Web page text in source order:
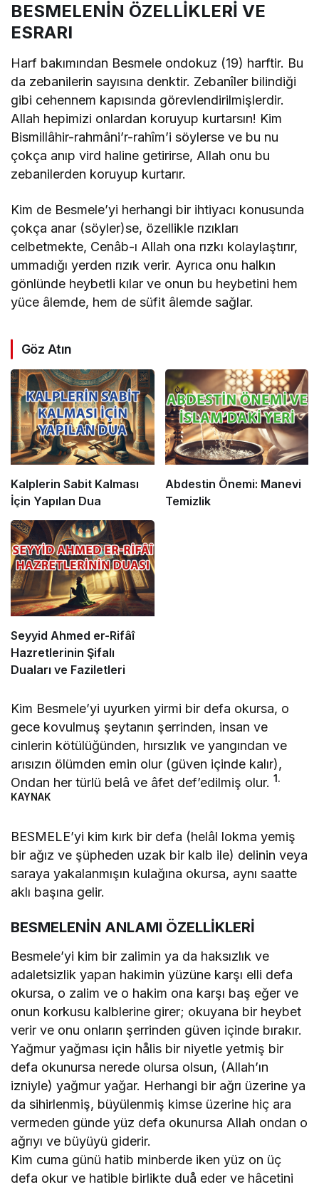
BESMELENİN ÖZELLİKLERİ VE
ESRARI
Harf bakımından Besmele ondokuz (19) harftir. Bu
da zebanilerin sayısına denktir. Zebanîler bilindiği
gibi cehennem kapısında görevlendirilmişlerdir.
Allah hepimizi onlardan koruyup kurtarsın! Kim
Bismillâhir-rahmâni’r-rahîm’i söylerse ve bu nu
çokça anıp vird haline getirirse, Allah onu bu
zebanilerden koruyup kurtarır.
Kim de Besmele’yi herhangi bir ihtiyacı konusunda
çokça anar (söyler)se, özellikle rızıkları
celbetmekte, Cenâb-ı Allah ona rızkı kolaylaştırır,
ummadığı yerden rızık verir. Ayrıca onu halkın
gönlünde heybetli kılar ve onun bu heybetini hem
yüce âlemde, hem de süfit âlemde sağlar.
Göz Atın
Kalplerin Sabit Kalması
İçin Yapılan Dua
Abdestin Önemi: Manevi
Temizlik
Seyyid Ahmed er-Rifâî
Hazretlerinin Şifalı
Duaları ve Faziletleri
Kim Besmele’yi uyurken yirmi bir defa okursa, o
gece kovulmuş şeytanın şerrinden, insan ve
cinlerin kötülüğünden, hırsızlık ve yangından ve
arısızın ölümden emin olur (güven içinde kalır),
Ondan her türlü belâ ve âfet def’edilmiş olur.1.
KAYNAK
BESMELE’yi kim kırk bir defa (helâl lokma yemiş
bir ağız ve şüpheden uzak bir kalb ile) delinin veya
saraya yakalanmışın kulağına okursa, aynı saatte
aklı başına gelir.
BESMELENİN ANLAMI ÖZELLİKLERİ
Besmele’yi kim bir zalimin ya da haksızlık ve
adaletsizlik yapan hakimin yüzüne karşı elli defa
okursa, o zalim ve o hakim ona karşı baş eğer ve
onun korkusu kalblerine girer; okuyana bir heybet
verir ve onu onların şerrinden güven içinde bırakır.
Yağmur yağması için hålis bir niyetle yetmiş bir
defa okunursa nerede olursa olsun, (Allah’ın
izniyle) yağmur yağar. Herhangi bir ağrı üzerine ya
da sihirlenmiş, büyülenmiş kimse üzerine hiç ara
vermeden günde yüz defa okunursa Allah ondan o
ağrıyı ve büyüyü giderir.
Kim cuma günü hatib minberde iken yüz on üç
defa okur ve hatible birlikte duå eder ve hâcetini